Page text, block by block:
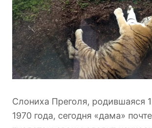
Слониха Преголя, родившаяся
1970 года, сегодня «дама»